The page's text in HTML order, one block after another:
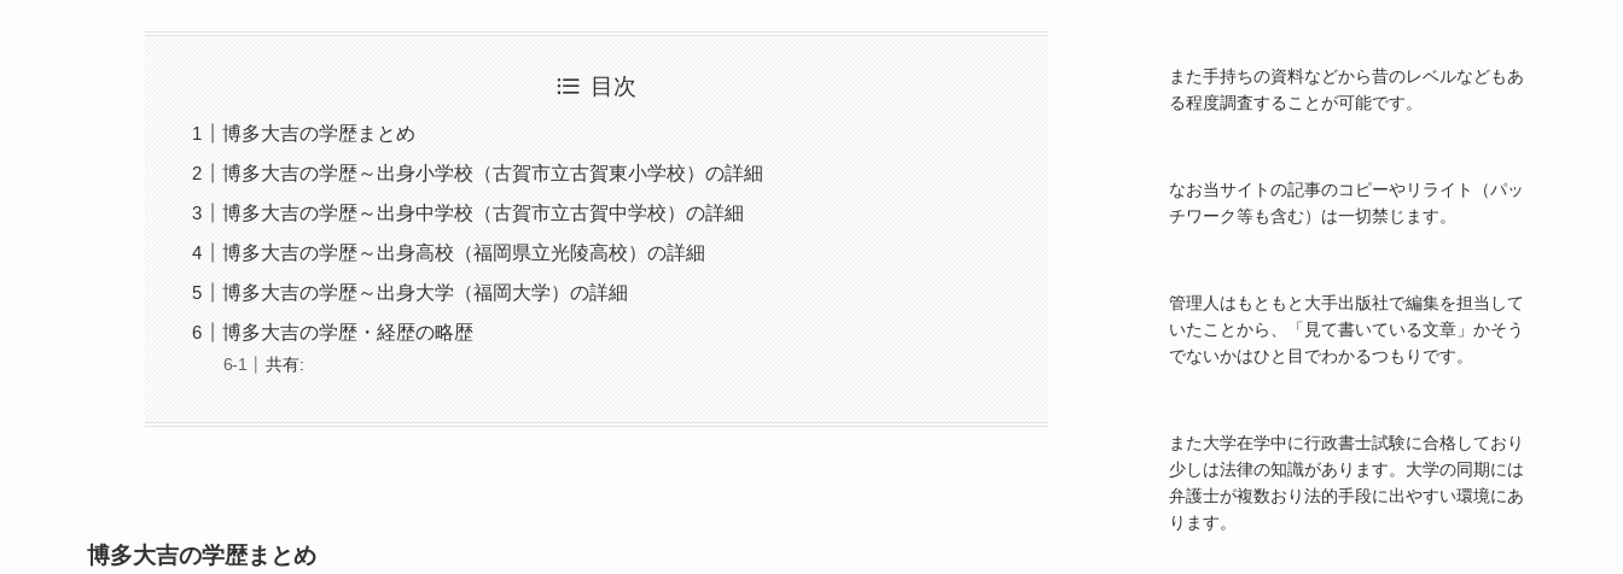
目次
博多大吉の学歴まとめ
博多大吉の学歴～出身小学校（古賀市立古賀東小学校）の詳細
博多大吉の学歴～出身中学校（古賀市立古賀中学校）の詳細
博多大吉の学歴～出身高校（福岡県立光陵高校）の詳細
博多大吉の学歴～出身大学（福岡大学）の詳細
博多大吉の学歴・経歴の略歴
共有:
博多大吉の学歴まとめ
また手持ちの資料などから昔のレベルなどもあ
る程度調査することが可能です。
なお当サイトの記事のコピーやリライト（パッ
チワーク等も含む）は一切禁じます。
管理人はもともと大手出版社で編集を担当して
いたことから、「見て書いている文章」かそう
でないかはひと目でわかるつもりです。
また大学在学中に行政書士試験に合格しており
少しは法律の知識があります。大学の同期には
弁護士が複数おり法的手段に出やすい環境にあ
ります。